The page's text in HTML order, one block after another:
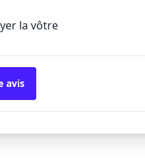
la vôtre
avis